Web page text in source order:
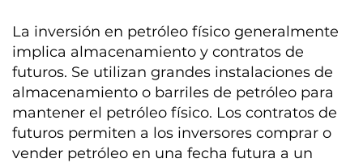
La inversión en petróleo físico generalmente
implica almacenamiento y contratos de
futuros. Se utilizan grandes instalaciones de
almacenamiento o barriles de petróleo para
mantener el petróleo físico. Los contratos de
futuros permiten a los inversores comprar o
vender petróleo en una fecha futura a un